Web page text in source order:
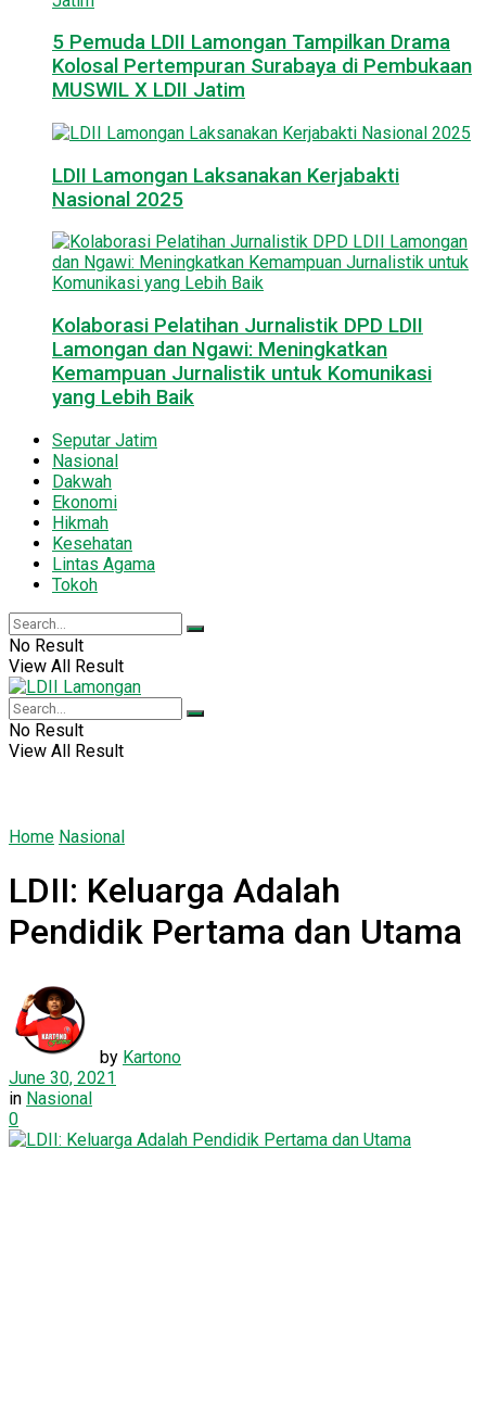
5 Pemuda LDII Lamongan Tampilkan Drama
Kolosal Pertempuran Surabaya di Pembukaan
MUSWIL X LDII Jatim
LDII Lamongan Laksanakan Kerjabakti
Nasional 2025
Kolaborasi Pelatihan Jurnalistik DPD LDII
Lamongan dan Ngawi: Meningkatkan
Kemampuan Jurnalistik untuk Komunikasi
yang Lebih Baik
Seputar Jatim
Nasional
Dakwah
Ekonomi
Hikmah
Kesehatan
Lintas Agama
Tokoh
No Result
View All Result
No Result
View All Result
Home Nasional
LDII: Keluarga Adalah
Pendidik Pertama dan Utama
by Kartono
June 30, 2021
in Nasional
0